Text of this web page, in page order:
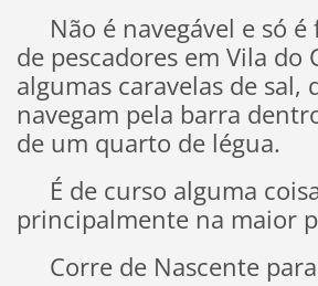
Não é navegável e só é
de pescadores em Vila do
algumas caravelas de sal,
navegam pela barra
de um quarto de légua.
É de curso alguma
principalmente na maior
Corre de Nascente